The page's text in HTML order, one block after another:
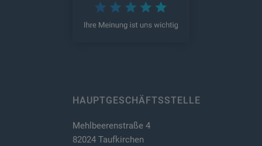
HAUPTGESCHÄFTSSTELLE
Mehlbeerenstraße 4
82024 Taufkirchen